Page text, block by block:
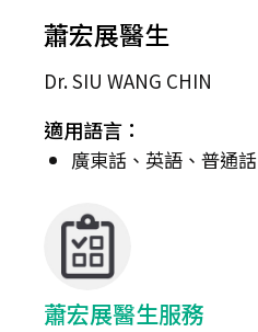
蕭宏展醫生
Dr. SIU WANG CHIN
適用語言：
廣東話、英語、普通話
蕭宏展醫生服務